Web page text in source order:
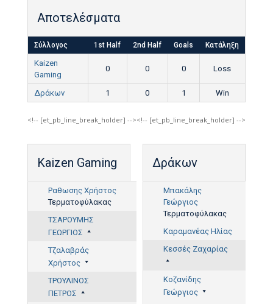
Αποτελέσματα
Σύλλογος 1st Half 2nd Half Goals Κατάληξη
Kaizen
Gaming
0 0 0 Loss
Δράκων 1 0 1 Win
<!-- [et_pb_line_break_holder] --><!-- [et_pb_line_break_holder] -->
Kaizen Gaming
Ραθωσης Χρήστος
Τερματοφύλακας
ΤΣΑΡΟΥΜΗΣ
ΓΕΩΡΓΙΟΣ
Τζαλαβράς
Χρήστος
ΤΡΟΥΛΙΝΟΣ
ΠΕΤΡΟΣ
Δράκων
Μπακάλης
Γεώργιος
Τερματοφύλακας
Καραμανέας Ηλίας
Κεσσές Ζαχαρίας
Κοζανίδης
Γεώργιος